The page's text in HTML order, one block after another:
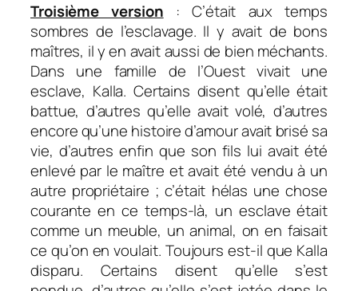
Troisième version : C’était aux temps
sombres de l’esclavage. Il y avait de bons
maîtres, il y en avait aussi de bien méchants.
Dans une famille de l’Ouest vivait une
esclave, Kalla. Certains disent qu’elle était
battue, d’autres qu’elle avait volé, d’autres
encore qu’une histoire d’amour avait brisé sa
vie, d’autres enfin que son fils lui avait été
enlevé par le maître et avait été vendu à un
autre propriétaire ; c’était hélas une chose
courante en ce temps-là, un esclave était
comme un meuble, un animal, on en faisait
ce qu’on en voulait. Toujours est-il que Kalla
disparu. Certains disent qu’elle s’est